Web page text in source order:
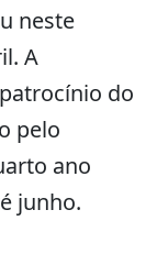
neste
A
do
pelo
ano
junho.